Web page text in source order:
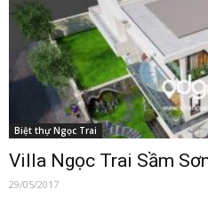
Biệt thự Ngọc Trai
Villa Ngọc Trai Sầm
29/05/2017